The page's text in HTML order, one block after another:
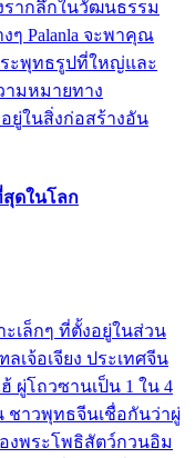
ากลึกในวัฒนธรรม
Palanla จะพาคุณ
ระพุทธรูปที่ใหญ่และ
ามหมายทาง
ยู่ในสิ่งก่อสร้างอัน
ดในโลก
ะเล็กๆ ที่ตั้งอยู่ในส่วน
เจ้อเจียง ประเทศจีน
ผู่โถวซานเป็น 1 ใน 4
าวพุทธจีนเชื่อกันว่าผู่
งพระโพธิสัตว์กวนอิม